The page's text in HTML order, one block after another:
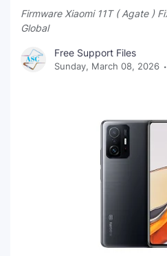
TUTORIAL
Firmware Xiaomi 11T ( Agate )
Global
Free Support Files
Sunday, March 08, 2026